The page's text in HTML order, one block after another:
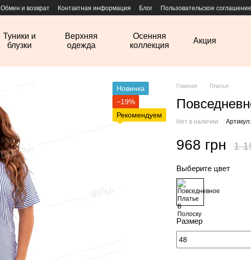
Обмен и возврат Контактная информация Блог Пользовательское соглашение
Туники и
блузки
Верхняя
одежда
Осенняя
коллекция
Акция
Новинка
−19%
Рекомендуем
Главная Платья
Нет в наличии
968 грн 1
Выберите цвет
Размер